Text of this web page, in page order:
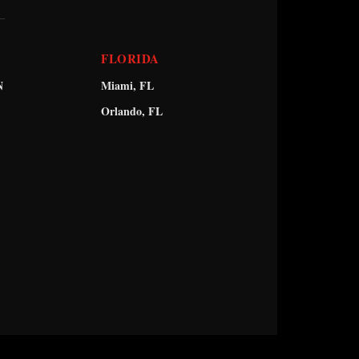
FLORIDA
Miami, FL
Orlando, FL